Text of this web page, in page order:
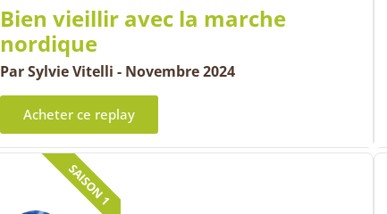
Bien vieillir avec la marche
nordique
Par Sylvie Vitelli - Novembre 2024
Acheter ce replay
SAISON 1